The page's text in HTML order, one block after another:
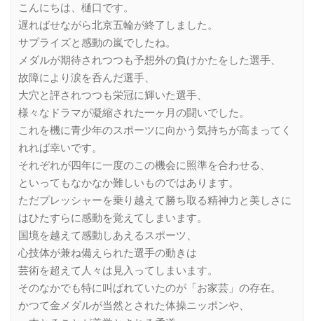
こんにちは、樋口です。
遅ればせながら北京五輪が終了しました。
サプライズと感動の嵐でしたね。
メダルが期待されつつも予想外の負けかたをした選手、
故障により涙を呑んだ選手、
大穴と評されつつも栄冠に輝いた選手、
様々なドラマが凝縮された一ヶ月の闘いでした。
これを機に青少年のスポーツに向かう気持ちが高まってく
れれば幸いです。
それぞれが四年に一度のこの機会に照準を合わせる、
といってもなかなか難しいものではあります。
ただプレッシャーを乗り越えて勝ち取る精神力と美しさに
はひたすらに感動を覚えてしまいます。
国境を越えて感動しあえるスポーツ、
心技体が兼ね備えられた選手の動きは
芸術を超えて人々は見入ってしまいます。
そのなかでも特に叫ばれていたのが「お家芸」の存在。
かつて金メダルが当然とされた体操ニッポンや、